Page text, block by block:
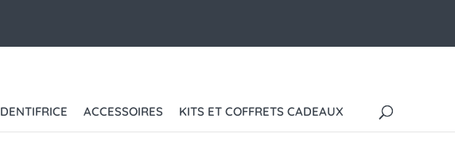
DENTIFRICE ACCESSOIRES KITS ET COFFRETS CADEAUX